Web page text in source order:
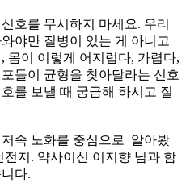
호를 무시하지 마세요. 우리
야만 질병이 있는 게 아니고
몸이 이렇게 어지럽다, 가렵다,
들이 균형을 찾아달라는 신호
를 보낼 때 궁금해 하시고 질
속 노화를 중심으로 알아봤
지. 약사이신 이지향 님과 함
다.